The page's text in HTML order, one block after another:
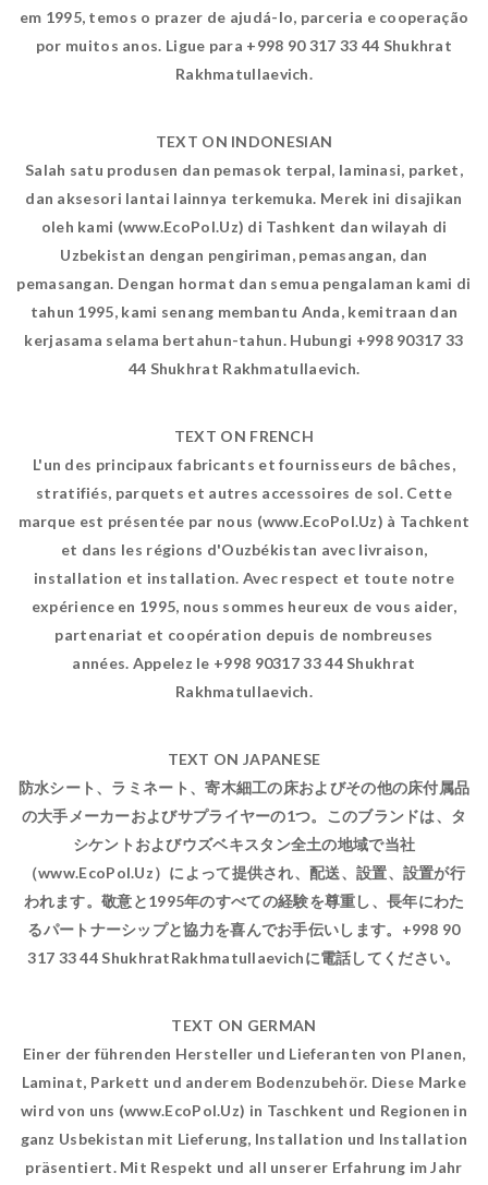
em 1995, temos o prazer de ajudá-lo, parceria e cooperação
por muitos anos. Ligue para +998 90 317 33 44 Shukhrat
Rakhmatullaevich.
TEXT ON INDONESIAN
Salah satu produsen dan pemasok terpal, laminasi, parket,
dan aksesori lantai lainnya terkemuka. Merek ini disajikan
oleh kami (www.EcoPol.Uz) di Tashkent dan wilayah di
Uzbekistan dengan pengiriman, pemasangan, dan
pemasangan. Dengan hormat dan semua pengalaman kami di
tahun 1995, kami senang membantu Anda, kemitraan dan
kerjasama selama bertahun-tahun. Hubungi +998 90317 33
44 Shukhrat Rakhmatullaevich.
TEXT ON FRENCH
L'un des principaux fabricants et fournisseurs de bâches,
stratifiés, parquets et autres accessoires de sol. Cette
marque est présentée par nous (www.EcoPol.Uz) à Tachkent
et dans les régions d'Ouzbékistan avec livraison,
installation et installation. Avec respect et toute notre
expérience en 1995, nous sommes heureux de vous aider,
partenariat et coopération depuis de nombreuses
années. Appelez le +998 90317 33 44 Shukhrat
Rakhmatullaevich.
TEXT ON JAPANESE
防水シート、ラミネート、寄木細工の床およびその他の床付属品
の大手メーカーおよびサプライヤーの1つ。このブランドは、タ
シケントおよびウズベキスタン全土の地域で当社
（www.EcoPol.Uz）によって提供され、配送、設置、設置が行
われます。敬意と1995年のすべての経験を尊重し、長年にわた
るパートナーシップと協力を喜んでお手伝いします。+998 90
317 33 44 ShukhratRakhmatullaevichに電話してください。
TEXT ON GERMAN
Einer der führenden Hersteller und Lieferanten von Planen,
Laminat, Parkett und anderem Bodenzubehör. Diese Marke
wird von uns (www.EcoPol.Uz) in Taschkent und Regionen in
ganz Usbekistan mit Lieferung, Installation und Installation
präsentiert. Mit Respekt und all unserer Erfahrung im Jahr